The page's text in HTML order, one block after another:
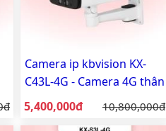
Camera ip kbvision KX-
C43L-4G - Camera 4G thân
ngoài trời 4MP
Giá bán:
5,400,000đ Giá gốc:
10,800,000đ